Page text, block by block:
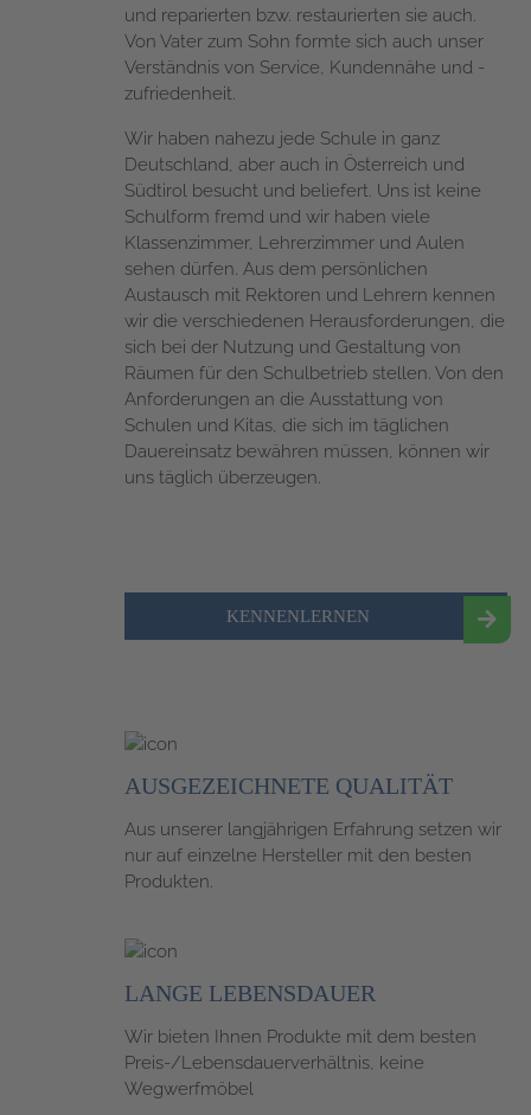
und reparierten bzw. restaurierten sie auch.
Von Vater zum Sohn formte sich auch unser
Verständnis von Service, Kundennähe und -
zufriedenheit.
Wir haben nahezu jede Schule in ganz
Deutschland, aber auch in Österreich und
Südtirol besucht und beliefert. Uns ist keine
Schulform fremd und wir haben viele
Klassenzimmer, Lehrerzimmer und Aulen
sehen dürfen. Aus dem persönlichen
Austausch mit Rektoren und Lehrern kennen
wir die verschiedenen Herausforderungen, die
sich bei der Nutzung und Gestaltung von
Räumen für den Schulbetrieb stellen. Von den
Anforderungen an die Ausstattung von
Schulen und Kitas, die sich im täglichen
Dauereinsatz bewähren müssen, können wir
uns täglich überzeugen.
KENNENLERNEN
AUSGEZEICHNETE QUALITÄT
Aus unserer langjährigen Erfahrung setzen wir
nur auf einzelne Hersteller mit den besten
Produkten.
LANGE LEBENSDAUER
Wir bieten Ihnen Produkte mit dem besten
Preis-/Lebensdauerverhältnis, keine
Wegwerfmöbel